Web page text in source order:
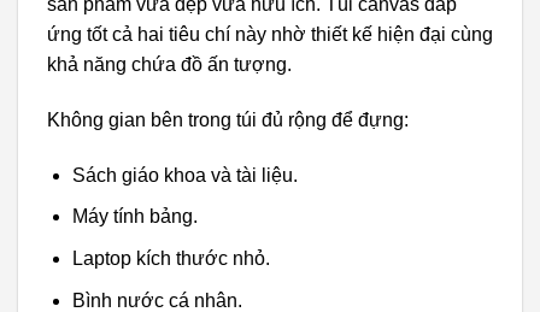
sản phẩm vừa đẹp vừa hữu ích. Túi canvas đáp
ứng tốt cả hai tiêu chí này nhờ thiết kế hiện đại cùng
khả năng chứa đồ ấn tượng.
Không gian bên trong túi đủ rộng để đựng:
Sách giáo khoa và tài liệu.
Máy tính bảng.
Laptop kích thước nhỏ.
Bình nước cá nhân.